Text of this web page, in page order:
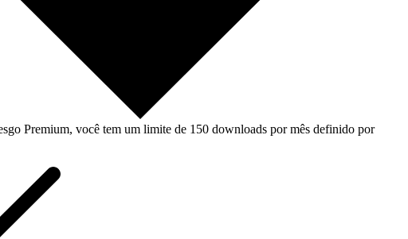
Premium, você tem um limite de 150 downloads por mês definido por